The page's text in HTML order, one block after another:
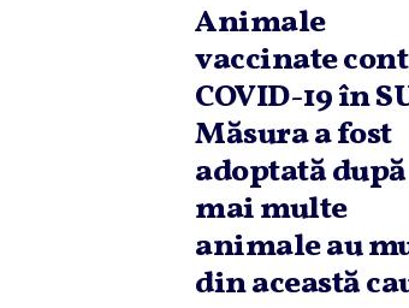
Animale
vaccinate
COVID-19 în
Măsura a fost
adoptată după
mai multe
animale au
din această